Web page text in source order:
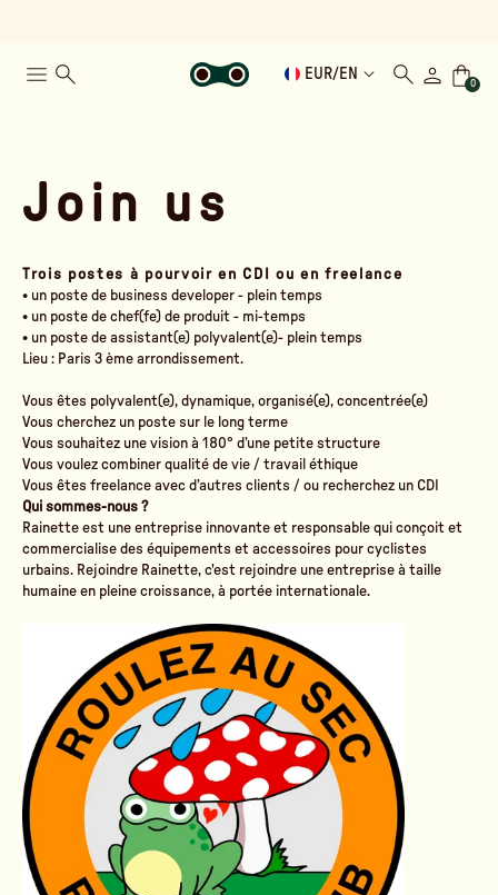
EUR/ EN
0
Join us
Trois postes à pourvoir en CDI ou en freelance
• un poste de business developer - plein temps
• un poste de chef(fe) de produit - mi-temps
• un poste de assistant(e) polyvalent(e)- plein temps
Lieu : Paris 3 ème arrondissement.
Vous êtes polyvalent(e), dynamique, organisé(e), concentrée(e)
Vous cherchez un poste sur le long terme
Vous souhaitez une vision à 180° d’une petite structure
Vous voulez combiner qualité de vie / travail éthique
Vous êtes freelance avec d’autres clients / ou recherchez un CDI
Qui sommes-nous ?
Rainette est une entreprise innovante et responsable qui conçoit et
commercialise des équipements et accessoires pour cyclistes
urbains. Rejoindre Rainette, c'est rejoindre une entreprise à taille
humaine en pleine croissance, à portée internationale.